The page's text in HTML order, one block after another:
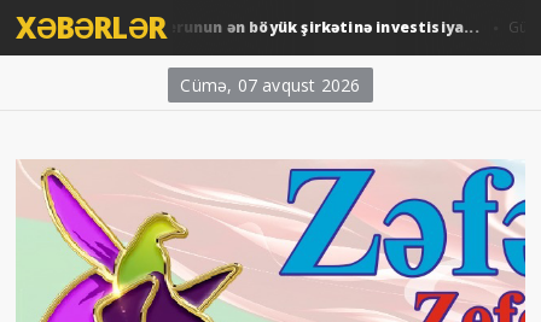
XƏBƏRLƏR
ARDNF-dən Perunun ən böyük şirkətinə investisiya...
Cümə, 07 avqust 2026